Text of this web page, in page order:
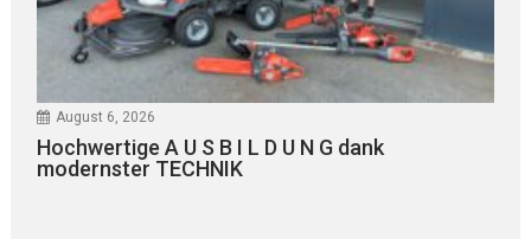
August 6, 2026
Hochwertige A U S B I L D U N G dank
modernster TECHNIK